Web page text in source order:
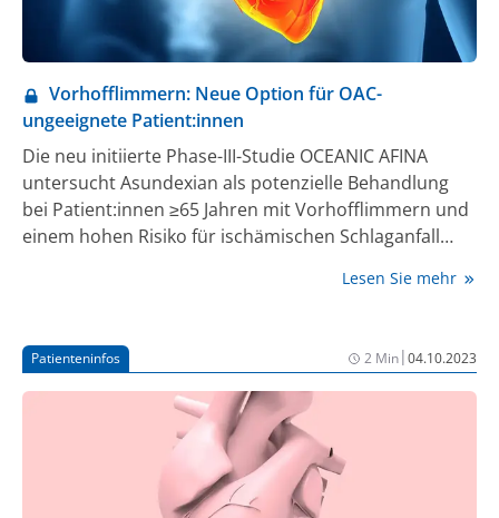
Vorhofflimmern: Neue Option für OAC-
ungeeignete Patient:innen
Die neu initiierte Phase-III-Studie OCEANIC AFINA
untersucht Asundexian als potenzielle Behandlung
bei Patient:innen ≥65 Jahren mit Vorhofflimmern und
einem hohen Risiko für ischämischen Schlaganfall
erhöhten Blutungsrisikos für die Behandlung mit
nicht geeignet gelten. OCEANIC-AFINA ergänzt
OCEANIC-AF, eine laufende Phase-III-Studie, die die
Wirksamkeit und Sicherheit von Asundexian zur
Prävention von Schlaganfällen oder systemischen
Embolien bei Menschen mit Vorhofflimmern und
einem Schlaganfallrisiko untersucht. Die Ergebnisse
von OCEANIC-AFINA und OCEANIC-AF sollen
Lesen Sie mehr
Patienteninfos 2 Min|04.10.2023